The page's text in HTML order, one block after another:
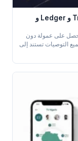
محافظ العملات الرقمية 2026: مقارنة Trezor و Ledger و
على عمولة دون
التوصيات تستند إلى